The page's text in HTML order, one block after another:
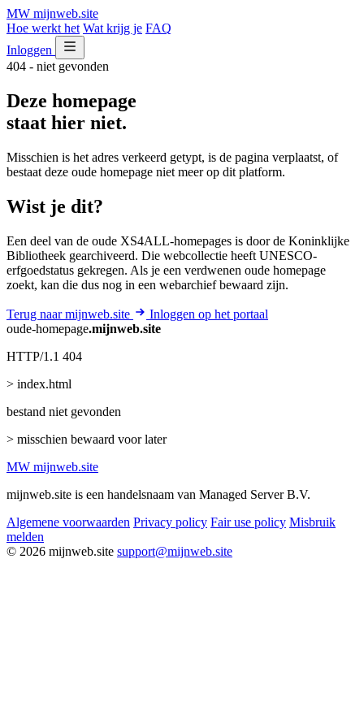
MW mijnweb.site
Hoe werkt het Wat krijg je FAQ
Inloggen
404 - niet gevonden
Deze homepage
staat hier niet.
Misschien is het adres verkeerd getypt, is de pagina verplaatst, of
bestaat deze oude homepage niet meer op dit platform.
Wist je dit?
Een deel van de oude XS4ALL-homepages is door de Koninklijke
Bibliotheek gearchiveerd. Die webcollectie heeft UNESCO-
erfgoedstatus gekregen. Als je een verdwenen oude homepage
zoekt, kan die dus nog in een webarchief bewaard zijn.
Terug naar mijnweb.site
Inloggen op het portaal
oude-homepage.mijnweb.site
HTTP/1.1 404
> index.html
bestand niet gevonden
> misschien bewaard voor later
MW mijnweb.site
mijnweb.site is een handelsnaam van Managed Server B.V.
Algemene voorwaarden Privacy policy Fair use policy Misbruik
melden
© 2026 mijnweb.site support@mijnweb.site